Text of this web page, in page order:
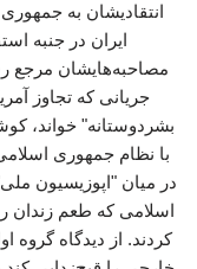
انتقادیشان به
ایران در جنبه
مصاحبه‌هایشان
جریانی که تجاوز
بشردوستانه" خواند،
با نظام جمهوری
در میان "اپوزیسیون
اسلامی که طعم زندان
کردند. از دیدگاه گروه